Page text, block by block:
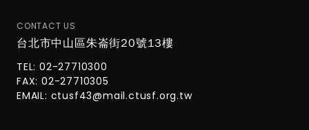
CONTACT US
台北市中山區朱崙街20號13樓
TEL: 02-27710300
FAX: 02-27710305
EMAIL: ctusf43@mail.ctusf.org.tw